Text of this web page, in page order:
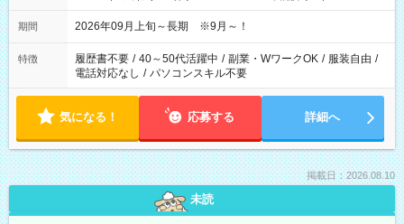
期間 2026年09月上旬～長期 ※9月～！
特徴 履歴書不要 / 40～50代活躍中 / 副業・WワークOK / 服装自由 /
電話対応なし / パソコンスキル不要
気になる！ 応募する 詳細へ
掲載日：2026.08.10
未読